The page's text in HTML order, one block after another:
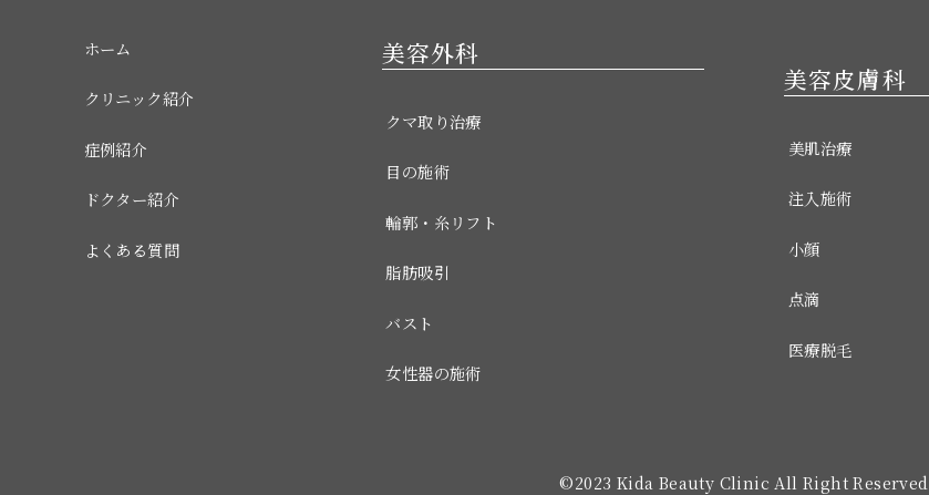
ホーム
クリニック紹介
症例紹介
ドクター紹介
よくある質問
美容外科
クマ取り治療
目の施術
輪郭・糸リフト
脂肪吸引
バスト
女性器の施術
美容皮膚科
美肌治療
注入施術
小顔
点滴
医療脱毛
©︎2023 Kida Beauty Clinic All Right Reserved